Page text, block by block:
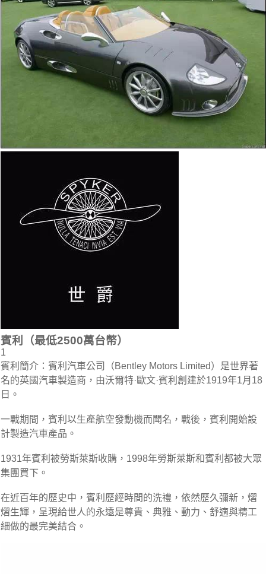
賓利（最低2500萬台幣）
1
賓利簡介：賓利汽車公司（Bentley Motors Limited）是世界著
名的英國汽車製造商，由沃爾特·歐文·賓利創建於1919年1月18
日。
一戰期間，賓利以生產航空發動機而聞名，戰後，賓利開始設
計製造汽車產品。
1931年賓利被勞斯萊斯收購，1998年勞斯萊斯和賓利都被大眾
集團買下。
在近百年的歷史中，賓利歷經時間的洗禮，依然歷久彌新，熠
熠生輝，呈現給世人的永遠是尊貴、典雅、動力、舒適與精工
細做的最完美結合。